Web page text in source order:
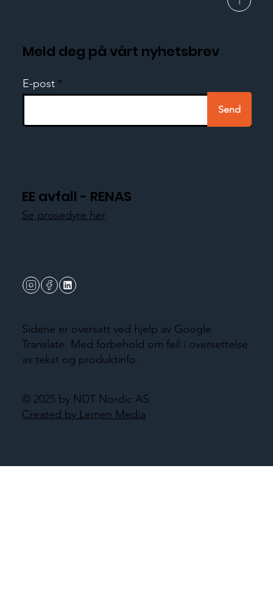
© 2025 by NDT Nordic AS.
Created by Lemen Media
Meld deg på vårt nyhetsbrev
E-post
Send
Sidene er oversatt ved hjelp av Google
Translate. Med forbehold om feil i oversettelse
av tekst og produktinfo.
EE avfall - RENAS
Se prosedyre her